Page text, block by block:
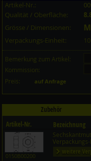
Artikel-Nr.:
Qualität / Oberfläche:
Grösse / Dimensionen:
Verpackungs-Einheit:
Bemerkung zum Artikel:
Kommission:
Preis:
auf Anfrage
Zubehör
Artikel-Nr.
Bezeichnung
Preis CHF
0150B00200
weitere